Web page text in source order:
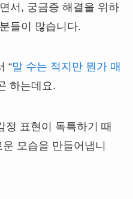
서, 궁금증 해결을 위하
들이 많습니다.
“말 수는 적지만 뭔가 매
하는데요.
정 표현이 독특하기 때
모습을 만들어냅니